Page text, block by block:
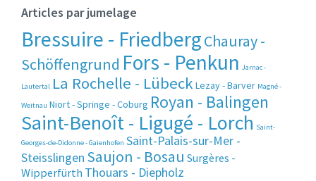
Articles par jumelage
Bressuire - FriedbergChauray -
Schöffengrund Fors - Penkun Jarnac -
Lautertal La Rochelle - Lübeck Lezay - Barver Magné -
Weitnau Niort - Springe - Coburg Royan - Balingen
Saint-Benoît - Ligugé - Lorch Saint-
Georges-de-Didonne - Gaienhofen Saint-Palais-sur-Mer -
Steisslingen Saujon - Bosau Surgères -
Wipperfürth Thouars - Diepholz